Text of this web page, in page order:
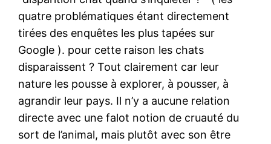
quatre problématiques étant directement
tirées des enquêtes les plus tapées sur
Google ). pour cette raison les chats
disparaissent ? Tout clairement car leur
nature les pousse à explorer, à pousser, à
agrandir leur pays. Il n’y a aucune relation
directe avec une falot notion de cruauté du
sort de l’animal, mais plutôt avec son être